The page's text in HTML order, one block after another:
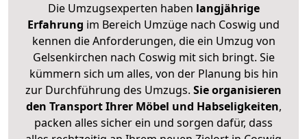
Die Umzugsexperten haben langjährige
Erfahrung im Bereich Umzüge nach Coswig und
kennen die Anforderungen, die ein Umzug von
Gelsenkirchen nach Coswig mit sich bringt. Sie
kümmern sich um alles, von der Planung bis hin
zur Durchführung des Umzugs. Sie organisieren
den Transport Ihrer Möbel und Habseligkeiten,
packen alles sicher ein und sorgen dafür, dass